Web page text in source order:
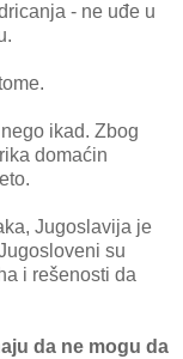
- ne uđe u
ikad. Zbog
domaćin
Jugoslavija je
su
i rešenosti da
da ne mogu da